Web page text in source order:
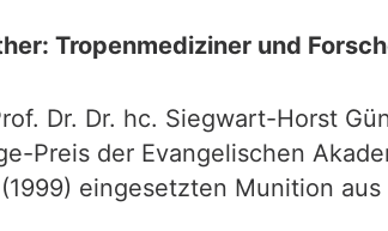
Tropenmediziner und
Dr. Dr. hc. Siegwart-Horst
Preis der Evangelischen
eingesetzten Munition